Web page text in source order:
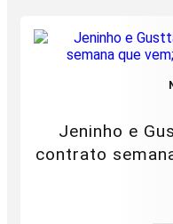
Jeninho e
contrato